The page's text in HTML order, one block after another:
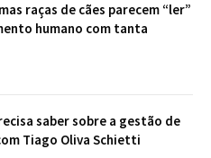
raças de cães parecem “ler”
humano com tanta
saber sobre a gestão de
Tiago Oliva Schietti